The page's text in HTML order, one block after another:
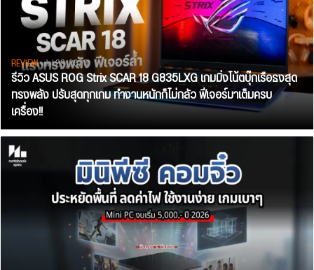
REVIEW• Jul 28, 2026
รีวิว ASUS ROG Strix SCAR 18 G835LXG เกมมิ่งโน้ตบุ๊กเรือธงสุด
ทรงพลัง ปรับสุดทุกเกม ทำงานหนักก็ไม่กลัว ฟีเจอร์มาเต็มครบ
เครื่อง!!